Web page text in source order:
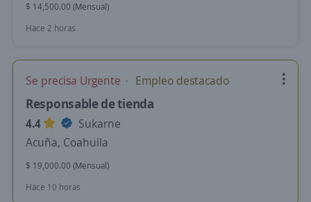
$ 14,500.00 (Mensual)
Hace 2 horas
Se precisa Urgente Empleo destacado
Responsable de tienda
4.4
Sukarne
Acuña, Coahuila
$ 19,000.00 (Mensual)
Hace 10 horas